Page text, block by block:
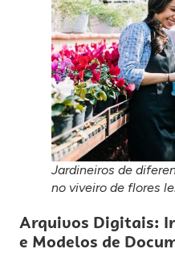
Jardineiros de
no viveiro de flores
Arquivos Digitais:
e Modelos de